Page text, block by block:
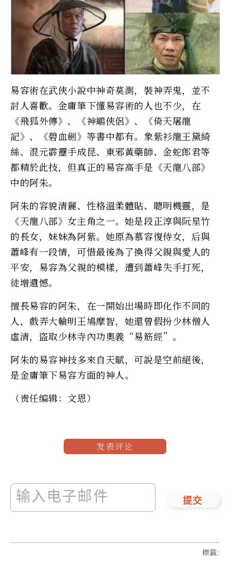
易容術在武俠小說中神奇莫測，裝神弄鬼，並不
討人喜歡。金庸筆下懂易容術的人也不少，在
《飛狐外傳》、《神鵰俠侶》、《倚天屠龍
記》、《碧血劍》等書中都有。象紫衫龍王黛綺
絲、混元霹靂手成昆、東邪黃藥師、金蛇郎君等
都精於此技，但真正的易容高手是《天龍八部》
中的阿朱。
阿朱的容貌清麗、性格溫柔體貼、聰明機靈，是
《天龍八部》女主角之一。她是段正淳與阮星竹
的長女，妹妹為阿紫。她原為慕容復侍女，后與
蕭峰有一段情，可惜最後為了換得父親與愛人的
平安，易容為父親的模樣，遭到蕭峰失手打死，
徒增遺憾。
擅長易容的阿朱，在一開始出場時即化作不同的
人，戲弄大輪明王鳩摩智，她還曾假扮少林僧人
虛清，盜取少林寺內功奧義“易筋經”。
阿朱的易容神技多來自天賦，可說是空前絕後，
是金庸筆下易容方面的神人。
（责任编辑：文恩）
发表评论
提交
標籤: